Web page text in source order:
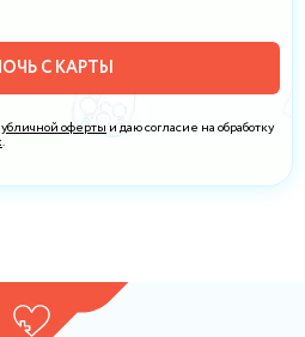
С КАРТЫ
оферты и даю согласие на обработку
.